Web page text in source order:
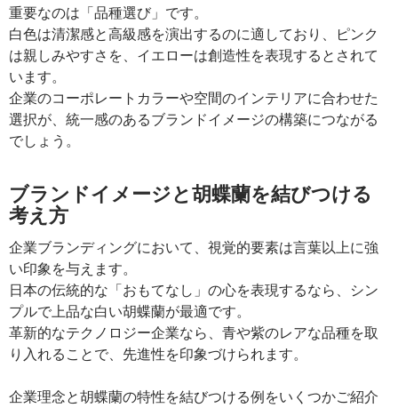
重要なのは「品種選び」です。
白色は清潔感と高級感を演出するのに適しており、ピンク
は親しみやすさを、イエローは創造性を表現するとされて
います。
企業のコーポレートカラーや空間のインテリアに合わせた
選択が、統一感のあるブランドイメージの構築につながる
でしょう。
ブランドイメージと胡蝶蘭を結びつける
考え方
企業ブランディングにおいて、視覚的要素は言葉以上に強
い印象を与えます。
日本の伝統的な「おもてなし」の心を表現するなら、シン
プルで上品な白い胡蝶蘭が最適です。
革新的なテクノロジー企業なら、青や紫のレアな品種を取
り入れることで、先進性を印象づけられます。
企業理念と胡蝶蘭の特性を結びつける例をいくつかご紹介